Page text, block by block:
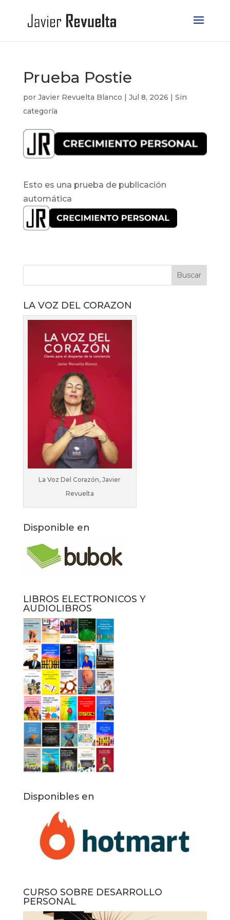
Prueba Postie
por Javier Revuelta Blanco | Jul 8, 2026 | Sin
categoría
Esto es una prueba de publicación
automática
LA VOZ DEL CORAZON
La Voz Del Corazón, Javier
Revuelta
Disponible en
LIBROS ELECTRONICOS Y
AUDIOLIBROS
Disponibles en
CURSO SOBRE DESARROLLO
PERSONAL